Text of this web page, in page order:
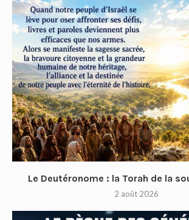
Le Deutéronome : la Torah de la
2 août 2026